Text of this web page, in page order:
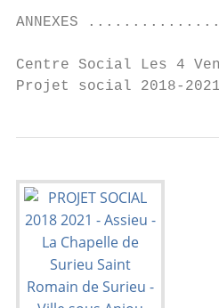
ANNEXES
Centre Social Les 4
Projet social